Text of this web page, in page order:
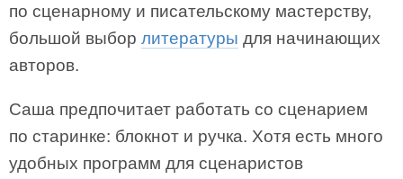
по сценарному и писательскому мастерству,
большой выбор литературы для начинающих
авторов.
Саша предпочитает работать со сценарием
по старинке: блокнот и ручка. Хотя есть много
удобных программ для сценаристов